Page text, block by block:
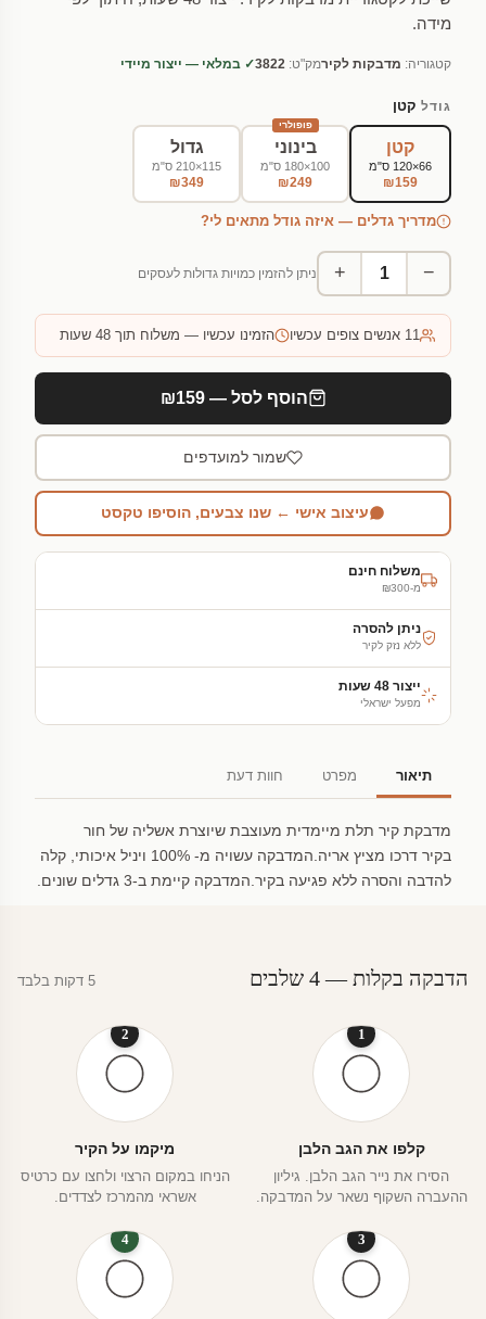
מידה.
קטגוריה: מדבקות לקירמק"ט: 3822✓ במלאי — ייצור מיידי
גודל קטן
קטן
66×120 ס"מ
₪159
פופולרי
בינוני
100×180 ס"מ
₪249
גדול
115×210 ס"מ
₪349
מדריך גדלים — איזה גודל מתאים לי?
−
+ ניתן להזמין כמויות גדולות לעסקים
11 אנשים צופים עכשיו הזמינו עכשיו — משלוח תוך 48 שעות
הוסף לסל — ₪159
שמור למועדפים
עיצוב אישי ← שנו צבעים, הוסיפו טקסט
משלוח חינם
מ-₪300
ניתן להסרה
ללא נזק לקיר
ייצור 48 שעות
מפעל ישראלי
תיאור מפרט חוות דעת
מדבקת קיר תלת מיימדית מעוצבת שיוצרת אשליה של חור
בקיר דרכו מציץ אריה.המדבקה עשויה מ- 100% ויניל איכותי, קלה
להדבה והסרה ללא פגיעה בקיר.המדבקה קיימת ב-3 גדלים שונים.
הדבקה בקלות — 4 שלבים 5 דקות בלבד
1
קלפו את הגב הלבן
הסירו את נייר הגב הלבן. גיליון
ההעברה השקוף נשאר על המדבקה.
2
מיקמו על הקיר
הניחו במקום הרצוי ולחצו עם כרטיס
אשראי מהמרכז לצדדים.
3
4